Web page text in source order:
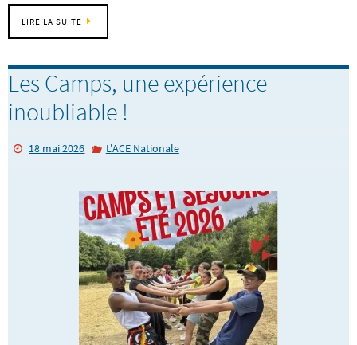
LIRE LA SUITE
Les Camps, une expérience
inoubliable !
18 mai 2026 L'ACE Nationale